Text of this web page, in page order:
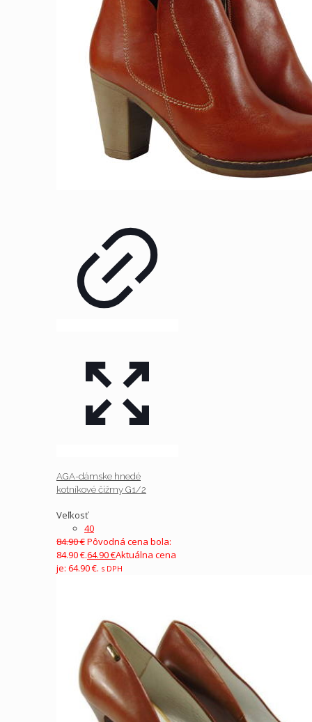
AGA-dámske hnedé
kotníkové čižmy G1/2
Veľkosť
40
84.90€Pôvodná cena bola:
84.90 €.64.90€Aktuálna cena
je: 64.90 €. s DPH